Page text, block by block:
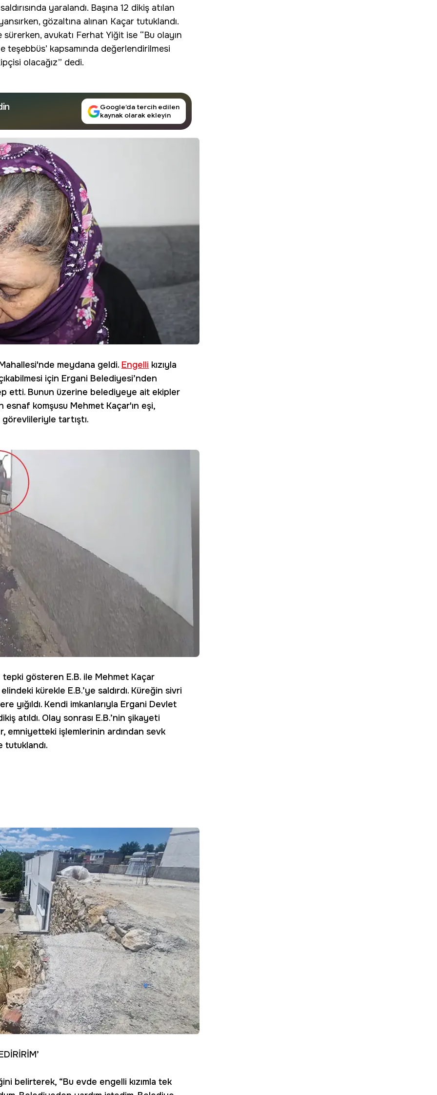
yaralandı. Başına 12 dikiş atılan
gözaltına alınan Kaçar tutuklandı.
avukatı Ferhat Yiğit ise “Bu olayın
teşebbüs’ kapsamında değerlendirilmesi
olacağız” dedi.
Google’da tercih edilen
kaynak olarak ekleyin
meydana geldi. Engelli kızıyla
için Ergani Belediyesi’nden
etti. Bunun üzerine belediyeye ait ekipler
esnaf komşusu Mehmet Kaçar'ın eşi,
tartıştı.
gösteren E.B. ile Mehmet Kaçar
kürekle E.B.’ye saldırdı. Küreğin sivri
yığıldı. Kendi imkanlarıyla Ergani Devlet
atıldı. Olay sonrası E.B.’nin şikayeti
emniyetteki işlemlerinin ardından sevk
tutuklandı.
belirterek, “Bu evde engelli kızımla tek